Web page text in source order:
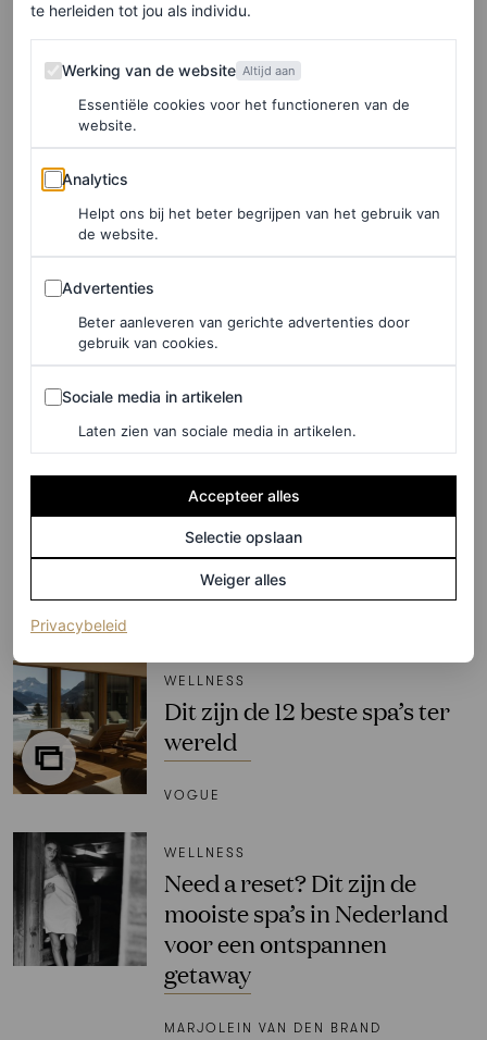
WELLNESS
‘Ik dronk een week lang 2,5
liter water per dag en dit is
wat het met mijn huid en
voor een gezonder leven
GEORGIA DAY
It’s bob season! Penélope
Cruz gaat voor een korte,
honingblonde ‘boyfriend
bob’
WELLNESS
Dit zijn de 12 beste spa’s ter
wereld
VOGUE
WELLNESS
Need a reset? Dit zijn de
mooiste spa’s in Nederland
voor een ontspannen
getaway
MARJOLEIN VAN DEN BRAND
te herleiden tot jou als individu.
Werking van de website
Werking van de website Altijd aan
Essentiële cookies voor het functioneren van de
website.
Analytics
Analytics
Helpt ons bij het beter begrijpen van het gebruik van
de website.
Advertenties
Advertenties
Beter aanleveren van gerichte advertenties door
gebruik van cookies.
Sociale media in artikelen
Sociale media in artikelen
Laten zien van sociale media in artikelen.
Accepteer alles
Selectie opslaan
Weiger alles
Privacybeleid